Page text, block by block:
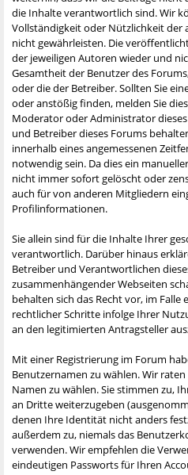
die Inhalte verantwortlich sind. Wir
Vollständigkeit oder Nützlichkeit
nicht gewährleisten. Die
der jeweiligen Autoren wieder und
Gesamtheit der Benutzer des
oder die der Betreiber. Sollten Sie
oder anstößig finden, melden Sie
Moderator oder Administrator
und Betreiber dieses Forums
innerhalb eines angemessenen
notwendig sein. Da dies ein
nicht immer sofort gelöscht oder
auch für von anderen Mitgliedern
Profilinformationen.
Sie allein sind für die Inhalte Ihrer
verantwortlich. Darüber hinaus
Betreiber und Verantwortlichen
zusammenhängender Webseiten
behalten sich das Recht vor, im
rechtlicher Schritte infolge Ihrer
an den legitimierten Antragsteller
Mit einer Registrierung im Forum
Benutzernamen zu wählen. Wir
Namen zu wählen. Sie stimmen zu,
an Dritte weiterzugeben
denen Ihre Identität nicht anders
außerdem zu, niemals das
verwenden. Wir empfehlen die
eindeutigen Passworts für Ihren